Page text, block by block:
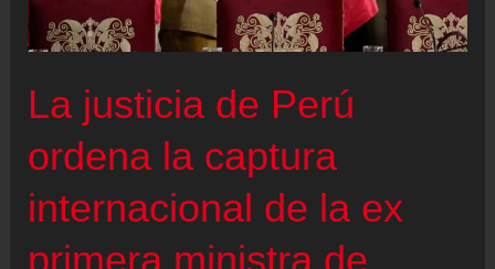
Bruselas
el
explosivo
de
La justicia de Perú
ordena la captura
internacional de la ex